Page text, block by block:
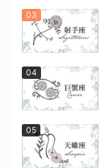
03
04
05